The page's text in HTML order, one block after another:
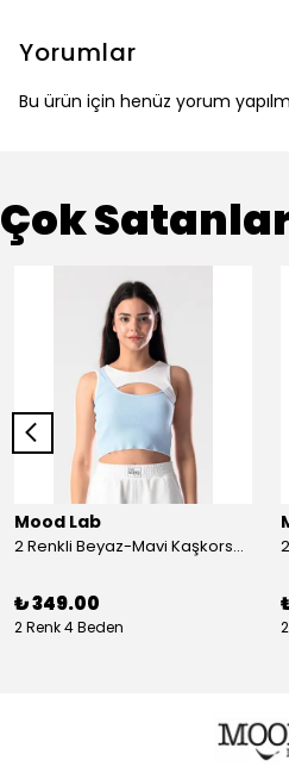
Yorumlar
Bu ürün için henüz yorum
Çok
Mood Lab
2 Renkli Beyaz-Mavi Kaşkorse Asimetrik Crop Atlet Bluz Top - beyaz-mavi
₺ 349.00
2 Renk 4 Beden